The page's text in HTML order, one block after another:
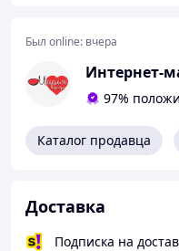
Был online: вчера
97%
Каталог продавца
Доставка
Подписка на